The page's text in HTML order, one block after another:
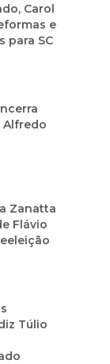
Carol
e
para SC
Alfredo
Zanatta
Flávio
Túlio